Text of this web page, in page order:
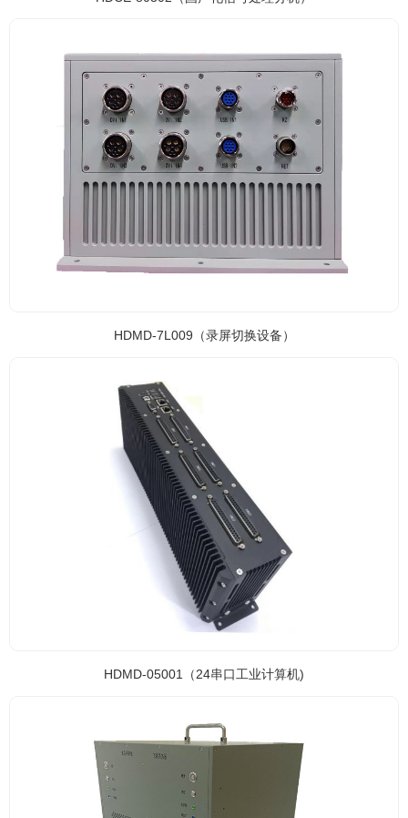
HDMD-7L009（录屏切换设备）
HDMD-7L009（录屏切换设备）
HDMD-05001（24串口工业计算机)
HDMD-05001（24串口工业计算机)